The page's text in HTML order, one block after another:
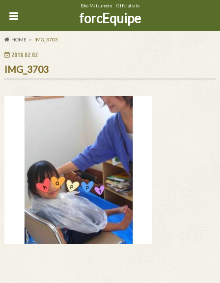
Eiko Matsumoto Official site
forcEquipe
HOME IMG_3703
2018.02.02
IMG_3703